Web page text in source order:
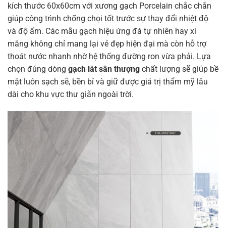
kích thước 60x60cm với xương gạch Porcelain chắc chắn
giúp công trình chống chọi tốt trước sự thay đổi nhiệt độ
và độ ẩm. Các mẫu gạch hiệu ứng đá tự nhiên hay xi
măng không chỉ mang lại vẻ đẹp hiện đại mà còn hỗ trợ
thoát nước nhanh nhờ hệ thống đường ron vừa phải. Lựa
chọn đúng dòng gạch lát sân thượng chất lượng sẽ giúp bề
mặt luôn sạch sẽ, bền bỉ và giữ được giá trị thẩm mỹ lâu
dài cho khu vực thư giãn ngoài trời.